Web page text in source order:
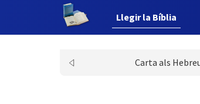
Llegir la Bíblia
Carta als